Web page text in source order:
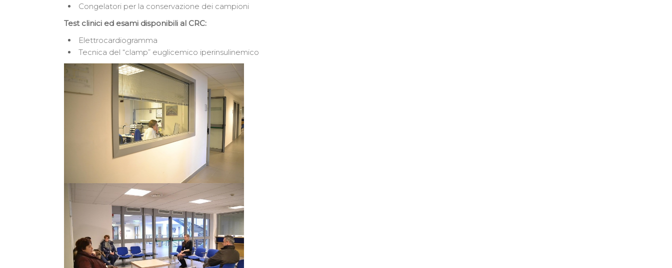
Congelatori per la conservazione dei campioni
Test clinici ed esami disponibili al CRC:
Elettrocardiogramma
Tecnica del “clamp” euglicemico iperinsulinemico